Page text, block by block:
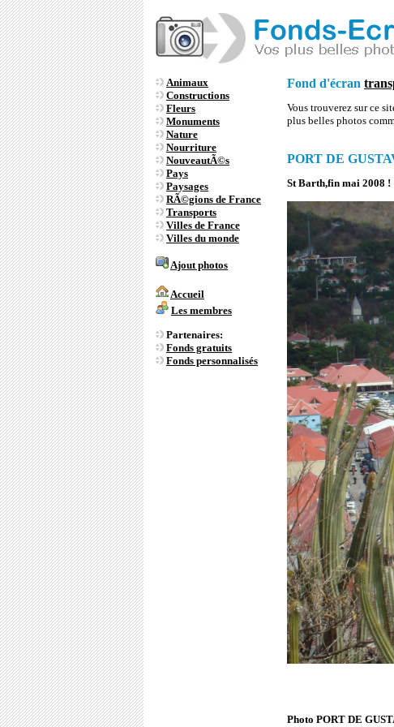
Animaux
Constructions
Fleurs
Monuments
Nature
Nourriture
NouveautÃ©s
Pays
Paysages
RÃ©gions de France
Transports
Villes de France
Villes du monde
Ajout photos
Accueil
Les membres
Partenaires:
Fonds gratuits
Fonds personnalisés
Fond d'écran
Vous trouverez sur ce
plus belles photos
PORT DE
St Barth,fin mai 2008 !
Photo PORT DE